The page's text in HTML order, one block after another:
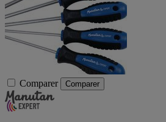
Comparer Comparer